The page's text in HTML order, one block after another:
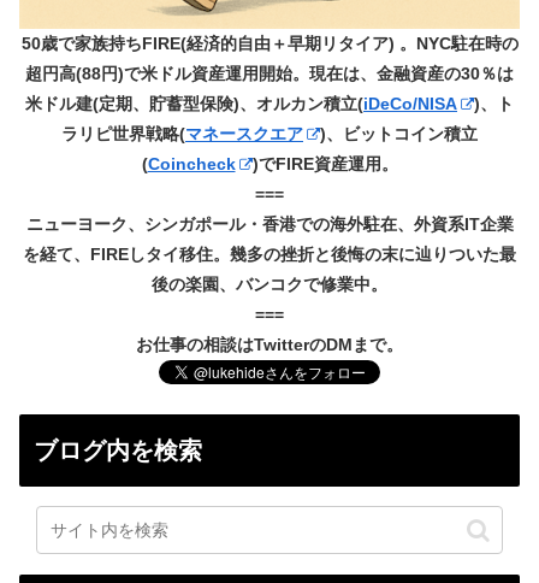
50歳で家族持ちFIRE(経済的自由＋早期リタイア) 。NYC駐在時の
超円高(88円)で米ドル資産運用開始。現在は、金融資産の30％は
米ドル建(定期、貯蓄型保険)、オルカン積立(iDeCo/NISA
)、ト
ラリピ世界戦略(マネースクエア
)、ビットコイン積立
(Coincheck
)でFIRE資産運用。
===
ニューヨーク、シンガポール・香港での海外駐在、外資系IT企業
を経て、FIREしタイ移住。幾多の挫折と後悔の末に辿りついた最
後の楽園、バンコクで修業中。
===
お仕事の相談はTwitterのDMまで。
ブログ内を検索